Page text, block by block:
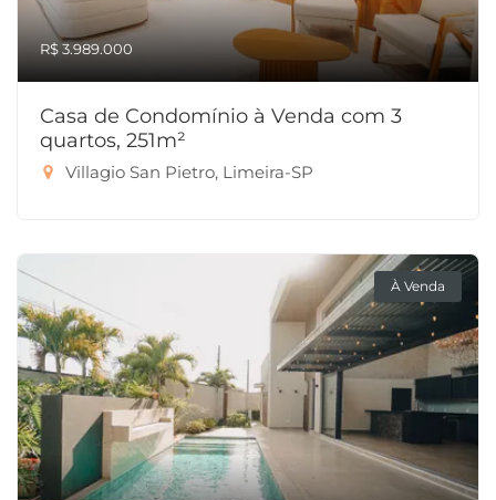
R$ 3.989.000
Casa de Condomínio à Venda com 3
quartos, 251m²
Villagio San Pietro, Limeira-SP
À Venda